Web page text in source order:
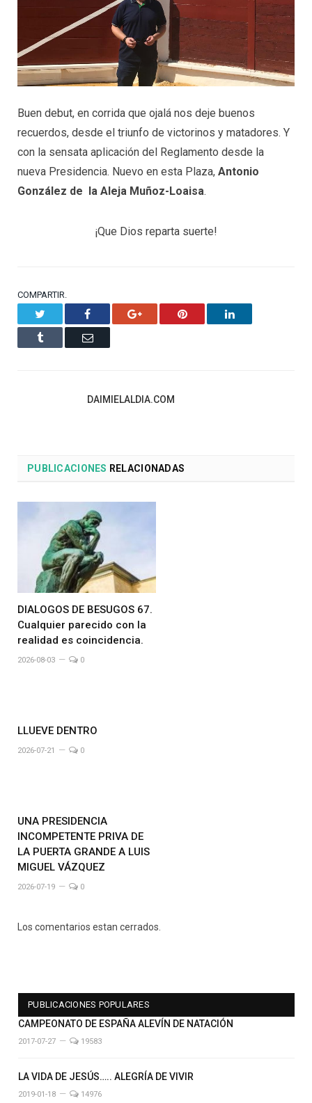
Buen debut, en corrida que ojalá nos deje buenos
recuerdos, desde el triunfo de victorinos y matadores. Y
con la sensata aplicación del Reglamento desde la
nueva Presidencia. Nuevo en esta Plaza, Antonio
González de la Aleja Muñoz-Loaisa.
¡Que Dios reparta suerte!
COMPARTIR.
Facebook Google+ Pinterest LinkedIn
Tumblr Email
DAIMIELALDIA.COM
PUBLICACIONES RELACIONADAS
DIALOGOS DE BESUGOS 67.
Cualquier parecido con la
realidad es coincidencia.
2026-08-03 0
LLUEVE DENTRO
2026-07-21 0
UNA PRESIDENCIA
INCOMPETENTE PRIVA DE
LA PUERTA GRANDE A LUIS
MIGUEL VÁZQUEZ
2026-07-19 0
Los comentarios estan cerrados.
PUBLICACIONES POPULARES
CAMPEONATO DE ESPAÑA ALEVÍN DE NATACIÓN
2017-07-27 19583
LA VIDA DE JESÚS….. ALEGRÍA DE VIVIR
2019-01-18 14976